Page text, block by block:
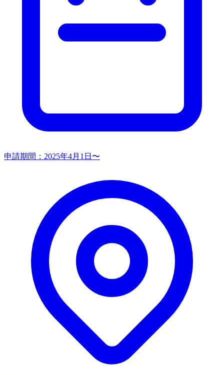
申請期間： 2025年4月1日〜